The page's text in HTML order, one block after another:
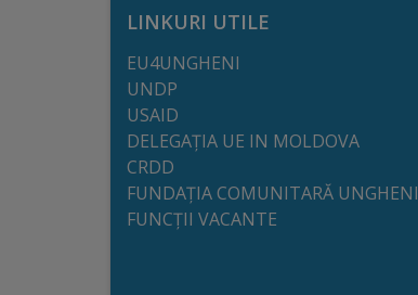
calitate
Consiliul
Municipal
Secretar
LINKURI UTILE
EU4UNGHENI
UNDP
USAID
DELEGAȚIA UE IN MOLDOVA
CRDD
FUNDAȚIA COMUNITARĂ UNGHENI
FUNCȚII VACANTE